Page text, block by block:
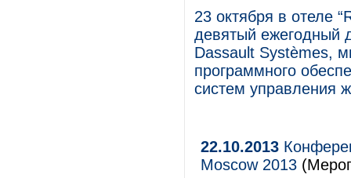
23 октября в отеле
девятый ежегодный
Dassault Systèmes,
программного
систем управления
22.10.2013
Moscow 2013